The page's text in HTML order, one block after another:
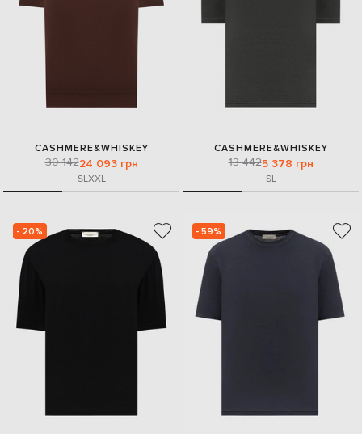
CASHMERE&WHISKEY
30 14224 093 грн
SLXXL
CASHMERE&WHISKEY
13 4425 378 грн
SL
- 20% - 59%